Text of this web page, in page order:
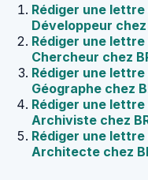
Rédiger une
Développeur chez
Rédiger une
Chercheur chez
Rédiger une
Géographe chez
Rédiger une
Archiviste chez
Rédiger une
Architecte chez